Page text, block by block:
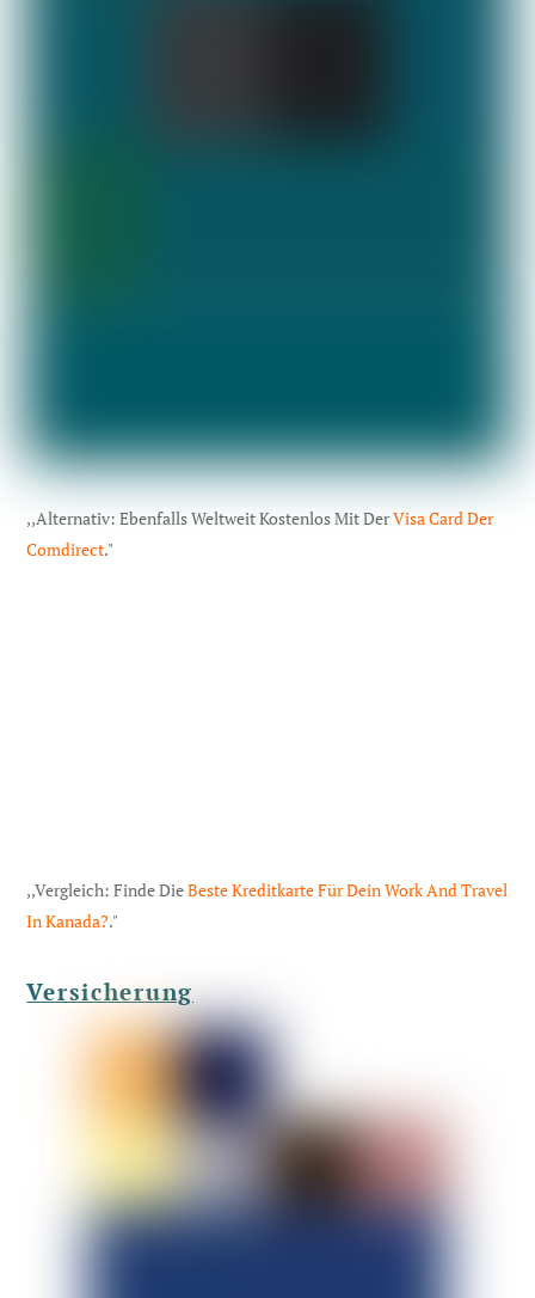
,,Alternativ: Ebenfalls Weltweit Kostenlos Mit DerVisa Card Der
Comdirect."
,,Vergleich: Finde DieBeste Kreditkarte Für Dein Work And Travel
In Kanada?."
Versicherung